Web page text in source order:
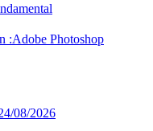
:Adobe Photoshop
08/2026